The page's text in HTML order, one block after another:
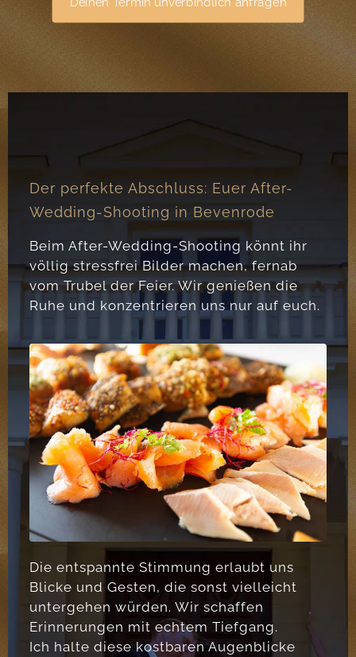
Der perfekte Abschluss: Euer After-
Wedding-Shooting in Bevenrode
Beim After-Wedding-Shooting könnt ihr
völlig stressfrei Bilder machen, fernab
vom Trubel der Feier. Wir genießen die
Ruhe und konzentrieren uns nur auf euch.
Die entspannte Stimmung erlaubt uns
Blicke und Gesten, die sonst vielleicht
untergehen würden. Wir schaffen
Erinnerungen mit echtem Tiefgang.
Ich halte diese kostbaren Augenblicke